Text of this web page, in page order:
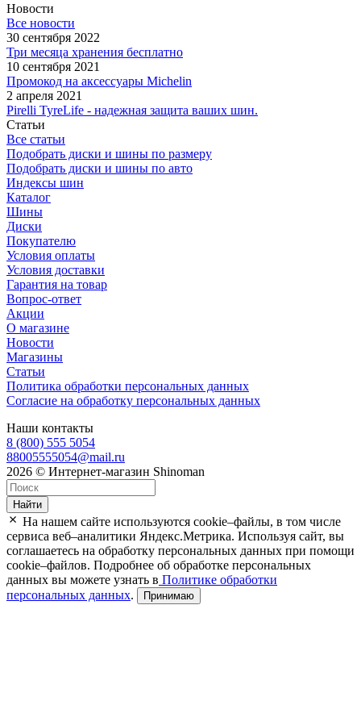
Новости
Все новости
30 сентября 2022
Три месяца хранения бесплатно
10 сентября 2021
Промокод на аксессуары Michelin
2 апреля 2021
Pirelli TyreLife - надежная защита ваших шин.
Статьи
Все статьи
Подобрать диски и шины по размеру
Подобрать диски и шины по авто
Индексы шин
Каталог
Шины
Диски
Покупателю
Условия оплаты
Условия доставки
Гарантия на товар
Вопрос-ответ
Акции
О магазине
Новости
Магазины
Статьи
Политика обработки персональных данных
Согласие на обработку персональных данных
Наши контакты
8 (800) 555 5054
88005555054@mail.ru
2026 © Интернет-магазин Shinoman
Найти
На нашем сайте используются cookie–файлы, в том числе
сервиса веб–аналитики Яндекс.Метрика. Используя сайт, вы
соглашаетесь на обработку персональных данных при помощи
cookie–файлов. Подробнее об обработке персональных
данных вы можете узнать в Политике обработки
персональных данных. Принимаю